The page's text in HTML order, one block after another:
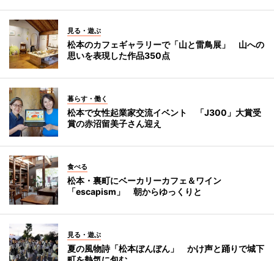
見る・遊ぶ
松本のカフェギャラリーで「山と雷鳥展」 山への
思いを表現した作品350点
暮らす・働く
松本で女性起業家交流イベント 「J300」大賞受
賞の赤沼留美子さん迎え
食べる
松本・裏町にベーカリーカフェ＆ワイン
「escapism」 朝からゆっくりと
見る・遊ぶ
夏の風物詩「松本ぼんぼん」 かけ声と踊りで城下